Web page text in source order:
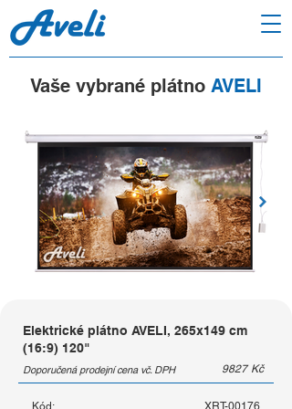
Vaše vybrané plátno AVELI
Elektrické plátno AVELI, 265x149 cm
(16:9) 120"
Doporučená prodejní cena vč. DPH 9827 Kč
Kód: XRT-00176